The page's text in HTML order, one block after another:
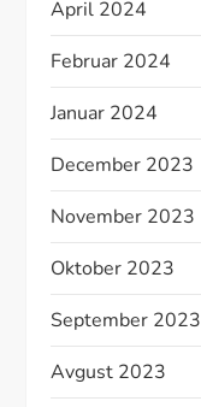
April 2024
Februar 2024
Januar 2024
December 2023
November 2023
Oktober 2023
September 2023
Avgust 2023